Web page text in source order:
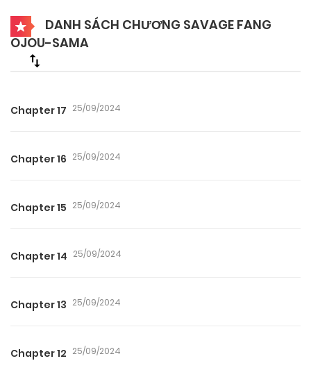
DANH SÁCH CHƯƠNG SAVAGE FANG
OJOU-SAMA
Chapter 17 25/09/2024
Chapter 16 25/09/2024
Chapter 15 25/09/2024
Chapter 14 25/09/2024
Chapter 13 25/09/2024
Chapter 12 25/09/2024